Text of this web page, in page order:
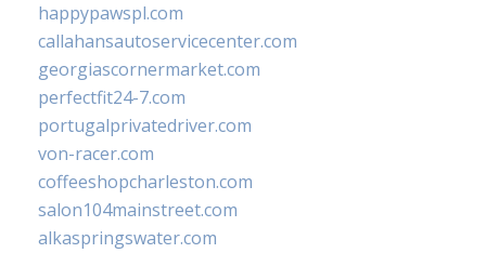
happypawspl.com
callahansautoservicecenter.com
georgiascornermarket.com
perfectfit24-7.com
portugalprivatedriver.com
von-racer.com
coffeeshopcharleston.com
salon104mainstreet.com
alkaspringswater.com